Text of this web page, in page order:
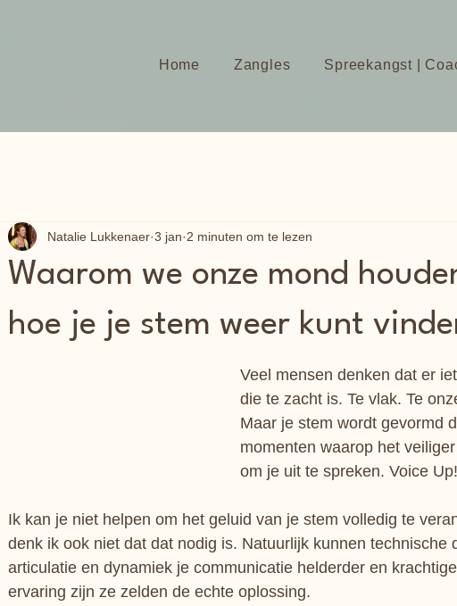
Home Zangles Spreekangst |
Waarom we onze mond
hoe je je stem weer kunt
Natalie Lukkenaer 3 jan 2 minuten om te lezen
Veel mensen denken dat er
die te zacht is. Te vlak. Te
Maar je stem wordt gevormd
momenten waarop het
om je uit te spreken. Voice Up!
Ik kan je niet helpen om het geluid van je stem volledig te
denk ik ook niet dat dat nodig is. Natuurlijk kunnen technische
articulatie en dynamiek je communicatie helderder en
ervaring zijn ze zelden de echte oplossing.